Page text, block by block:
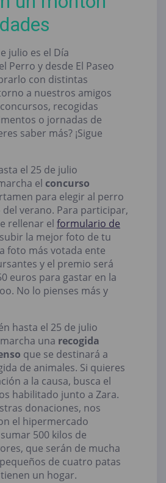
julio es el Día
Perro y desde El Paseo
con distintas
a nuestros amigos
recogidas
o jornadas de
saber más? ¡Sigue
el 25 de julio
el concurso
para elegir al perro
verano. Para participar,
rellenar el formulario de
la mejor foto de tu
foto más votada ente
y el premio será
euros para gastar en la
No lo pienses más y
hasta el 25 de julio
una recogida
que se destinará a
de animales. Si quieres
a la causa, busca el
habilitado junto a Zara.
donaciones, nos
el hipermercado
500 kilos de
que serán de mucha
de cuatro patas
un hogar.